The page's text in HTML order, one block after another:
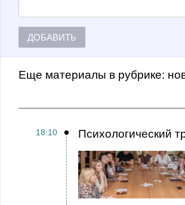
ДОБАВИТЬ
Еще материалы в рубрике:
18:10 Психологический